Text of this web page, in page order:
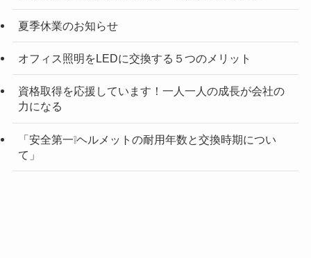
夏季休業のお知らせ
オフィス照明をLEDに交換する５つのメリット
資格取得を応援しています！一人一人の成長が会社の
力になる
「安全第一❕ヘルメットの耐用年数と交換時期につい
て」